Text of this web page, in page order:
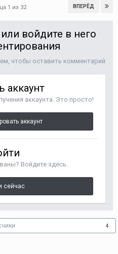
ВПЕРЁД
1 из 32
войдите в него
чтобы оставить комментарий
аккаунт
аккаунта. Это просто!
аккаунт
Войдите здесь.
сейчас
4